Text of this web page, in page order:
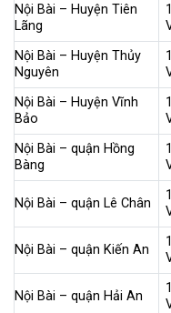
Nội Bài – Huyện Tiên
Lãng
Nội Bài – Huyện Thủy
Nguyên
Nội Bài – Huyện Vĩnh
Bảo
Nội Bài – quận Hồng
Bàng
Nội Bài – quận Lê Chân
Nội Bài – quận Kiến An
Nội Bài – quận Hải An